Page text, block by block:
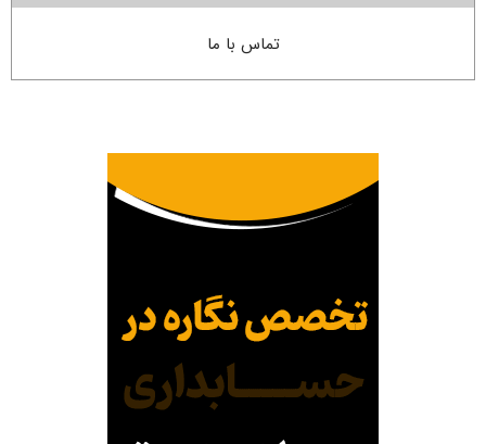
تماس با ما